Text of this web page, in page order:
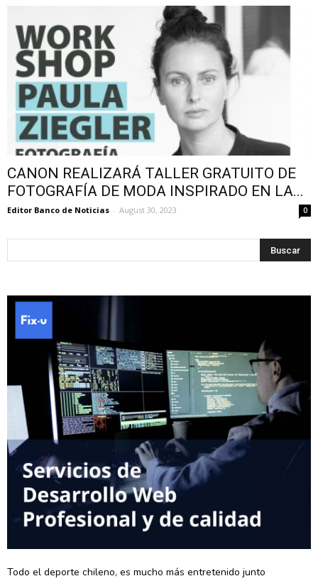
CANON REALIZARÁ TALLER GRATUITO DE
FOTOGRAFÍA DE MODA INSPIRADO EN LA...
Editor Banco de Noticias - August 30, 2023 0
Todo el deporte chileno, es mucho más entretenido junto